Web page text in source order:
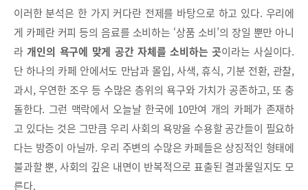
이러한 분석은 한 가지 커다란 전제를 바탕으로 하고 있다. 우리에
게 카페란 커피 등의 음료를 소비하는 ‘상품 소비’의 장일 뿐만 아니
라개인의 욕구에 맞게 공간 자체를 소비하는 곳이라는 사실이다.
단 하나의 카페 안에서도 만남과 몰입, 사색, 휴식, 기분 전환, 관찰,
과시, 우연한 조우 등 수많은 층위의 욕구와 가치가 공존하고, 또 충
돌한다. 그런 맥락에서 오늘날 한국에 10만여 개의 카페가 존재하
고 있다는 것은 그만큼 우리 사회의 욕망을 수용할 공간들이 필요하
다는 방증이 아닐까. 우리 주변의 수많은 카페들은 상징적인 형태에
불과할 뿐, 사회의 깊은 내면이 반복적으로 표출된 결과물일지도 모
른다.